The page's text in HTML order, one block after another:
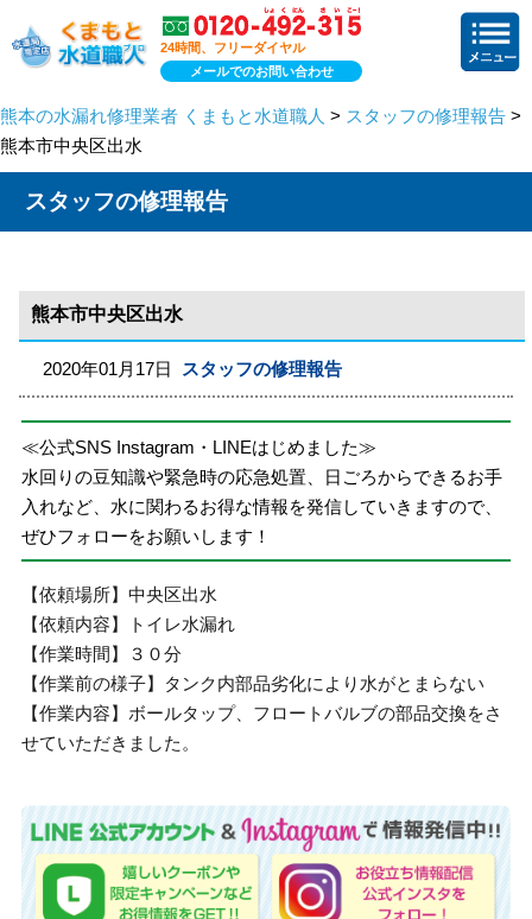
24時間、フリーダイヤル
メールでのお問い合わせ
熊本の水漏れ修理業者 くまもと水道職人 > スタッフの修理報告 >
熊本市中央区出水
スタッフの修理報告
熊本市中央区出水
2020年01月17日 スタッフの修理報告
≪公式SNS Instagram・LINEはじめました≫
水回りの豆知識や緊急時の応急処置、日ごろからできるお手
入れなど、水に関わるお得な情報を発信していきますので、
ぜひフォローをお願いします！
【依頼場所】中央区出水
【依頼内容】トイレ水漏れ
【作業時間】３０分
【作業前の様子】タンク内部品劣化により水がとまらない
【作業内容】ボールタップ、フロートバルブの部品交換をさ
せていただきました。